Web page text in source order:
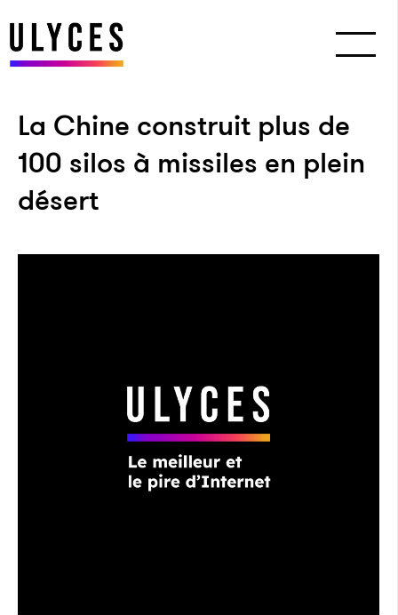
La Chine construit plus de
100 silos à missiles en plein
désert